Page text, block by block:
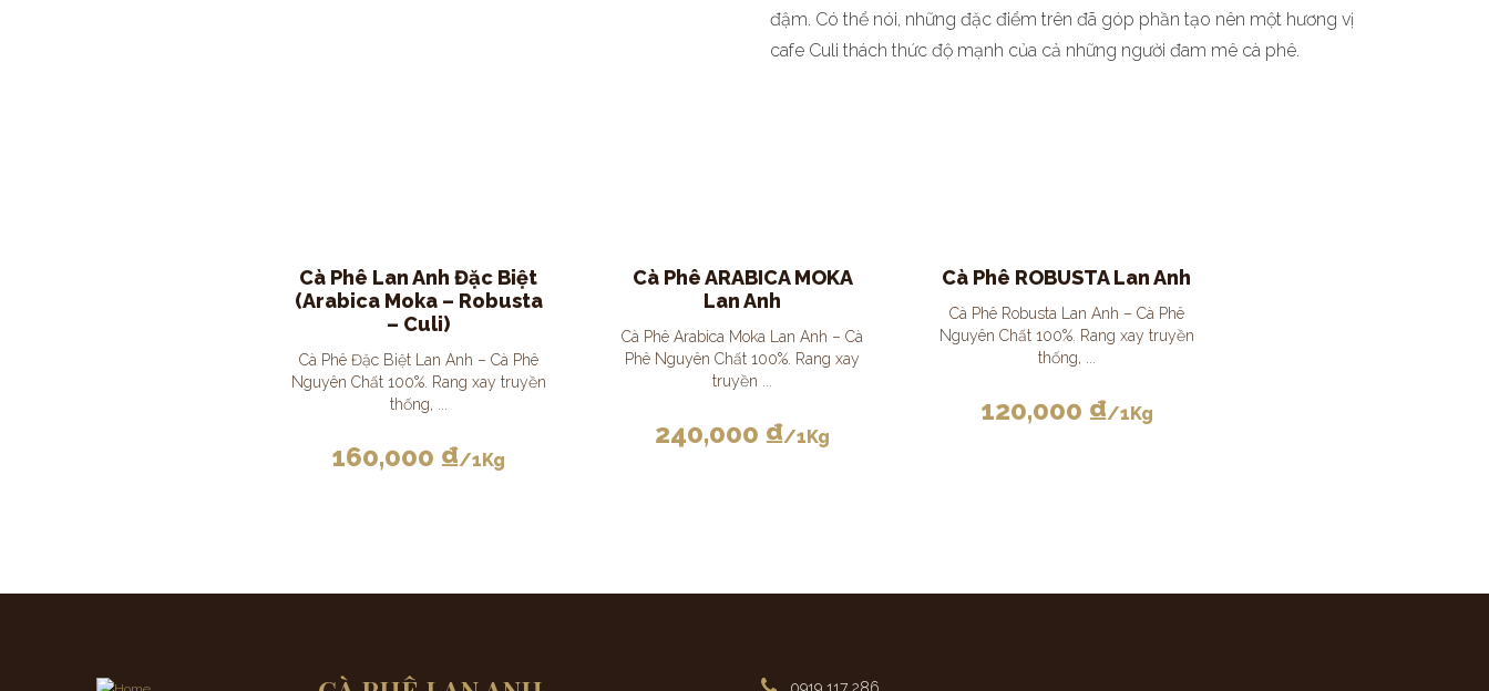
đậm. Có thể nói, những đặc điểm trên đã góp phần tạo nên một hương vị
cafe Culi thách thức độ mạnh của cả những người đam mê cà phê.
Cà Phê Lan Anh Đặc Biệt
(Arabica Moka – Robusta
– Culi)
Cà Phê Đặc Biệt Lan Anh – Cà Phê
Nguyên Chất 100%. Rang xay truyền
thống, ...
160,000 ₫/1Kg
Cà Phê ARABICA MOKA
Lan Anh
Cà Phê Arabica Moka Lan Anh – Cà
Phê Nguyên Chất 100%. Rang xay
truyền ...
240,000 ₫/1Kg
Cà Phê ROBUSTA Lan Anh
Cà Phê Robusta Lan Anh – Cà Phê
Nguyên Chất 100%. Rang xay truyền
thống, ...
120,000 ₫/1Kg